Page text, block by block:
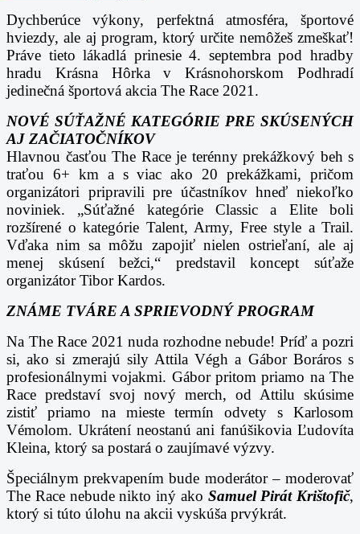
Dychberúce výkony, perfektná atmosféra, športové
hviezdy, ale aj program, ktorý určite nemôžeš zmeškať!
Práve tieto lákadlá prinesie 4. septembra pod hradby
hradu Krásna Hôrka v Krásnohorskom Podhradí
jedinečná športová akcia The Race 2021.
NOVÉ SÚŤAŽNÉ KATEGÓRIE PRE SKÚSENÝCH
AJ ZAČIATOČNÍKOV
Hlavnou časťou The Race je terénny prekážkový beh s
traťou 6+ km a s viac ako 20 prekážkami, pričom
organizátori pripravili pre účastníkov hneď niekoľko
noviniek. „Súťažné kategórie Classic a Elite boli
rozšírené o kategórie Talent, Army, Free style a Trail.
Vďaka nim sa môžu zapojiť nielen ostrieľaní, ale aj
menej skúsení bežci,“ predstavil koncept súťaže
organizátor Tibor Kardos.
ZNÁME TVÁRE A SPRIEVODNÝ PROGRAM
Na The Race 2021 nuda rozhodne nebude! Príď a pozri
si, ako si zmerajú sily Attila Végh a Gábor Boráros s
profesionálnymi vojakmi. Gábor pritom priamo na The
Race predstaví svoj nový merch, od Attilu skúsime
zistiť priamo na mieste termín odvety s Karlosom
Vémolom. Ukrátení neostanú ani fanúšikovia Ľudovíta
Kleina, ktorý sa postará o zaujímavé výzvy.
Špeciálnym prekvapením bude moderátor – moderovať
The Race nebude nikto iný ako Samuel Pirát Krištofič,
ktorý si túto úlohu na akcii vyskúša prvýkrát.